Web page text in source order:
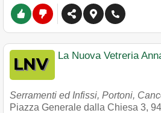
La Nuova Vetreria
Serramenti ed Infissi, Portoni,
Piazza Generale dalla Chiesa 3,